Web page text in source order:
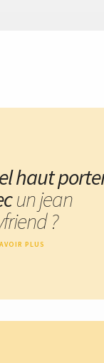
haut
un jean
?
PLUS